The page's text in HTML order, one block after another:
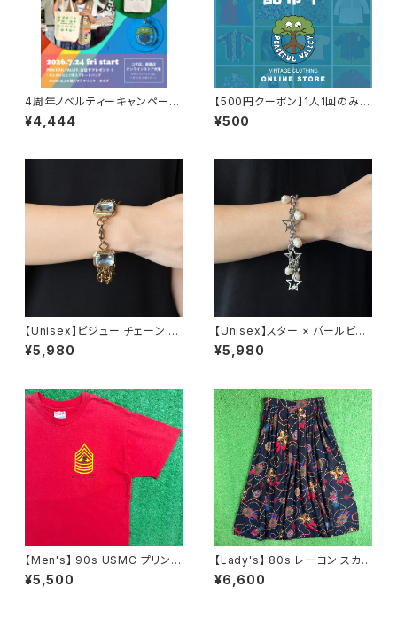
4周年ノベルティーキャンペーン
開催中！
¥4,444
【500円クーポン】1人1回のみご
利用可能！
¥500
【Unisex】ビジュー チェーン ブ
レスレット / 古着 アクセサリー
N0737
¥5,980
【Unisex】スター × パールビー
ズ チャーム チェーン ブレスレッ
ト / 古着 アクセサリー N1109
¥5,980
【Men's】 90s USMC プリント
Tシャツ / アメリカ製 USA製 9
0年代 ティーシャツ T-Shirt 古
¥5,500
【Lady's】 80s レーヨン スカ
ーフ柄 スカート / 80年代 古着
レディース 総柄 2266
¥6,600